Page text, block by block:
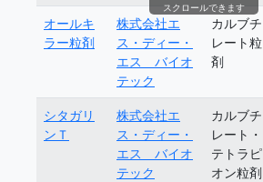
オールキ
ラー粒剤
株式会社エ
ス・ディー・
エス バイオ
テック
カルブチ
レート粒
剤
シタガリ
ンＴ
株式会社エ
ス・ディー・
エス バイオ
テック
カルブチ
レート・
テトラピ
オン粒剤
スクロールできます